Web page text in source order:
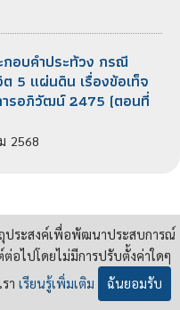
อบคำประท้วง กรณี
5 แผ่นดิน เรื่องข้อเท็จ
รอภิวัฒน์ 2475 (ตอนที่
2568
ถุประสงค์เพื่อพัฒนาประสบการณ์
อไปโดยไม่มีการปรับตั้งค่าใดๆ
า เรียนรู้เพิ่มเติม ฉันยอมรับ